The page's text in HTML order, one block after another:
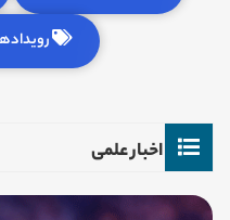
اخبار علمی